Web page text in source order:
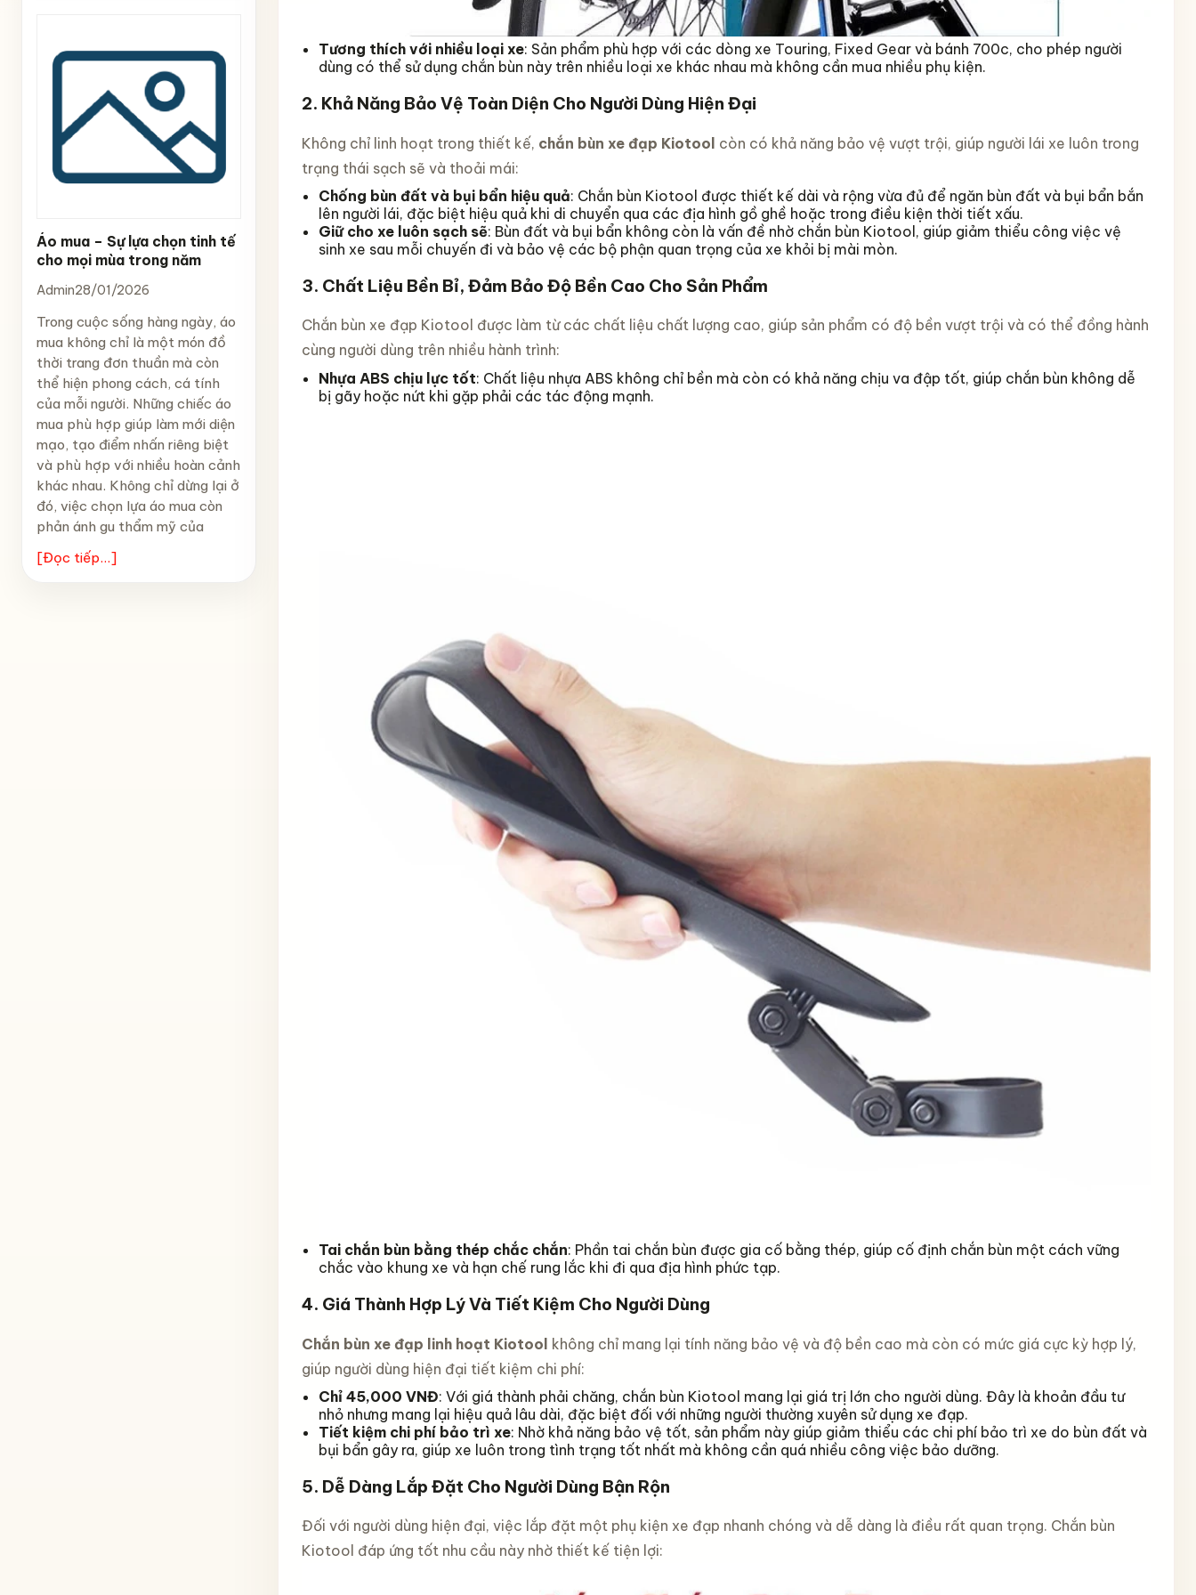
Áo mua – Sự lựa chọn tinh tế
cho mọi mùa trong năm
Admin28/01/2026
Trong cuộc sống hàng ngày, áo
mua không chỉ là một món đồ
thời trang đơn thuần mà còn
thể hiện phong cách, cá tính
của mỗi người. Những chiếc áo
mua phù hợp giúp làm mới diện
mạo, tạo điểm nhấn riêng biệt
và phù hợp với nhiều hoàn cảnh
khác nhau. Không chỉ dừng lại ở
đó, việc chọn lựa áo mua còn
phản ánh gu thẩm mỹ của
[Đọc tiếp...]
Tương thích với nhiều loại xe: Sản phẩm phù hợp với các dòng xe Touring, Fixed Gear và bánh 700c, cho phép người
dùng có thể sử dụng chắn bùn này trên nhiều loại xe khác nhau mà không cần mua nhiều phụ kiện.
2. Khả Năng Bảo Vệ Toàn Diện Cho Người Dùng Hiện Đại
Không chỉ linh hoạt trong thiết kế, chắn bùn xe đạp Kiotool còn có khả năng bảo vệ vượt trội, giúp người lái xe luôn trong
trạng thái sạch sẽ và thoải mái:
Chống bùn đất và bụi bẩn hiệu quả: Chắn bùn Kiotool được thiết kế dài và rộng vừa đủ để ngăn bùn đất và bụi bẩn bắn
lên người lái, đặc biệt hiệu quả khi di chuyển qua các địa hình gồ ghề hoặc trong điều kiện thời tiết xấu.
Giữ cho xe luôn sạch sẽ: Bùn đất và bụi bẩn không còn là vấn đề nhờ chắn bùn Kiotool, giúp giảm thiểu công việc vệ
sinh xe sau mỗi chuyến đi và bảo vệ các bộ phận quan trọng của xe khỏi bị mài mòn.
3. Chất Liệu Bền Bỉ, Đảm Bảo Độ Bền Cao Cho Sản Phẩm
Chắn bùn xe đạp Kiotool được làm từ các chất liệu chất lượng cao, giúp sản phẩm có độ bền vượt trội và có thể đồng hành
cùng người dùng trên nhiều hành trình:
Nhựa ABS chịu lực tốt: Chất liệu nhựa ABS không chỉ bền mà còn có khả năng chịu va đập tốt, giúp chắn bùn không dễ
bị gãy hoặc nứt khi gặp phải các tác động mạnh.
Tai chắn bùn bằng thép chắc chắn: Phần tai chắn bùn được gia cố bằng thép, giúp cố định chắn bùn một cách vững
chắc vào khung xe và hạn chế rung lắc khi đi qua địa hình phức tạp.
4. Giá Thành Hợp Lý Và Tiết Kiệm Cho Người Dùng
Chắn bùn xe đạp linh hoạt Kiotool không chỉ mang lại tính năng bảo vệ và độ bền cao mà còn có mức giá cực kỳ hợp lý,
giúp người dùng hiện đại tiết kiệm chi phí:
Chỉ 45,000 VNĐ: Với giá thành phải chăng, chắn bùn Kiotool mang lại giá trị lớn cho người dùng. Đây là khoản đầu tư
nhỏ nhưng mang lại hiệu quả lâu dài, đặc biệt đối với những người thường xuyên sử dụng xe đạp.
Tiết kiệm chi phí bảo trì xe: Nhờ khả năng bảo vệ tốt, sản phẩm này giúp giảm thiểu các chi phí bảo trì xe do bùn đất và
bụi bẩn gây ra, giúp xe luôn trong tình trạng tốt nhất mà không cần quá nhiều công việc bảo dưỡng.
5. Dễ Dàng Lắp Đặt Cho Người Dùng Bận Rộn
Đối với người dùng hiện đại, việc lắp đặt một phụ kiện xe đạp nhanh chóng và dễ dàng là điều rất quan trọng. Chắn bùn
Kiotool đáp ứng tốt nhu cầu này nhờ thiết kế tiện lợi: